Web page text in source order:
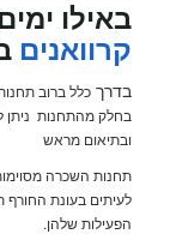
באילו
קרוואנים
בדרך כלל ברוב
בחלק מהתחנות ניתן
ובתיאום מראש
תחנות השכרה
לעיתים בעונת החורף
הפעילות שלהן.